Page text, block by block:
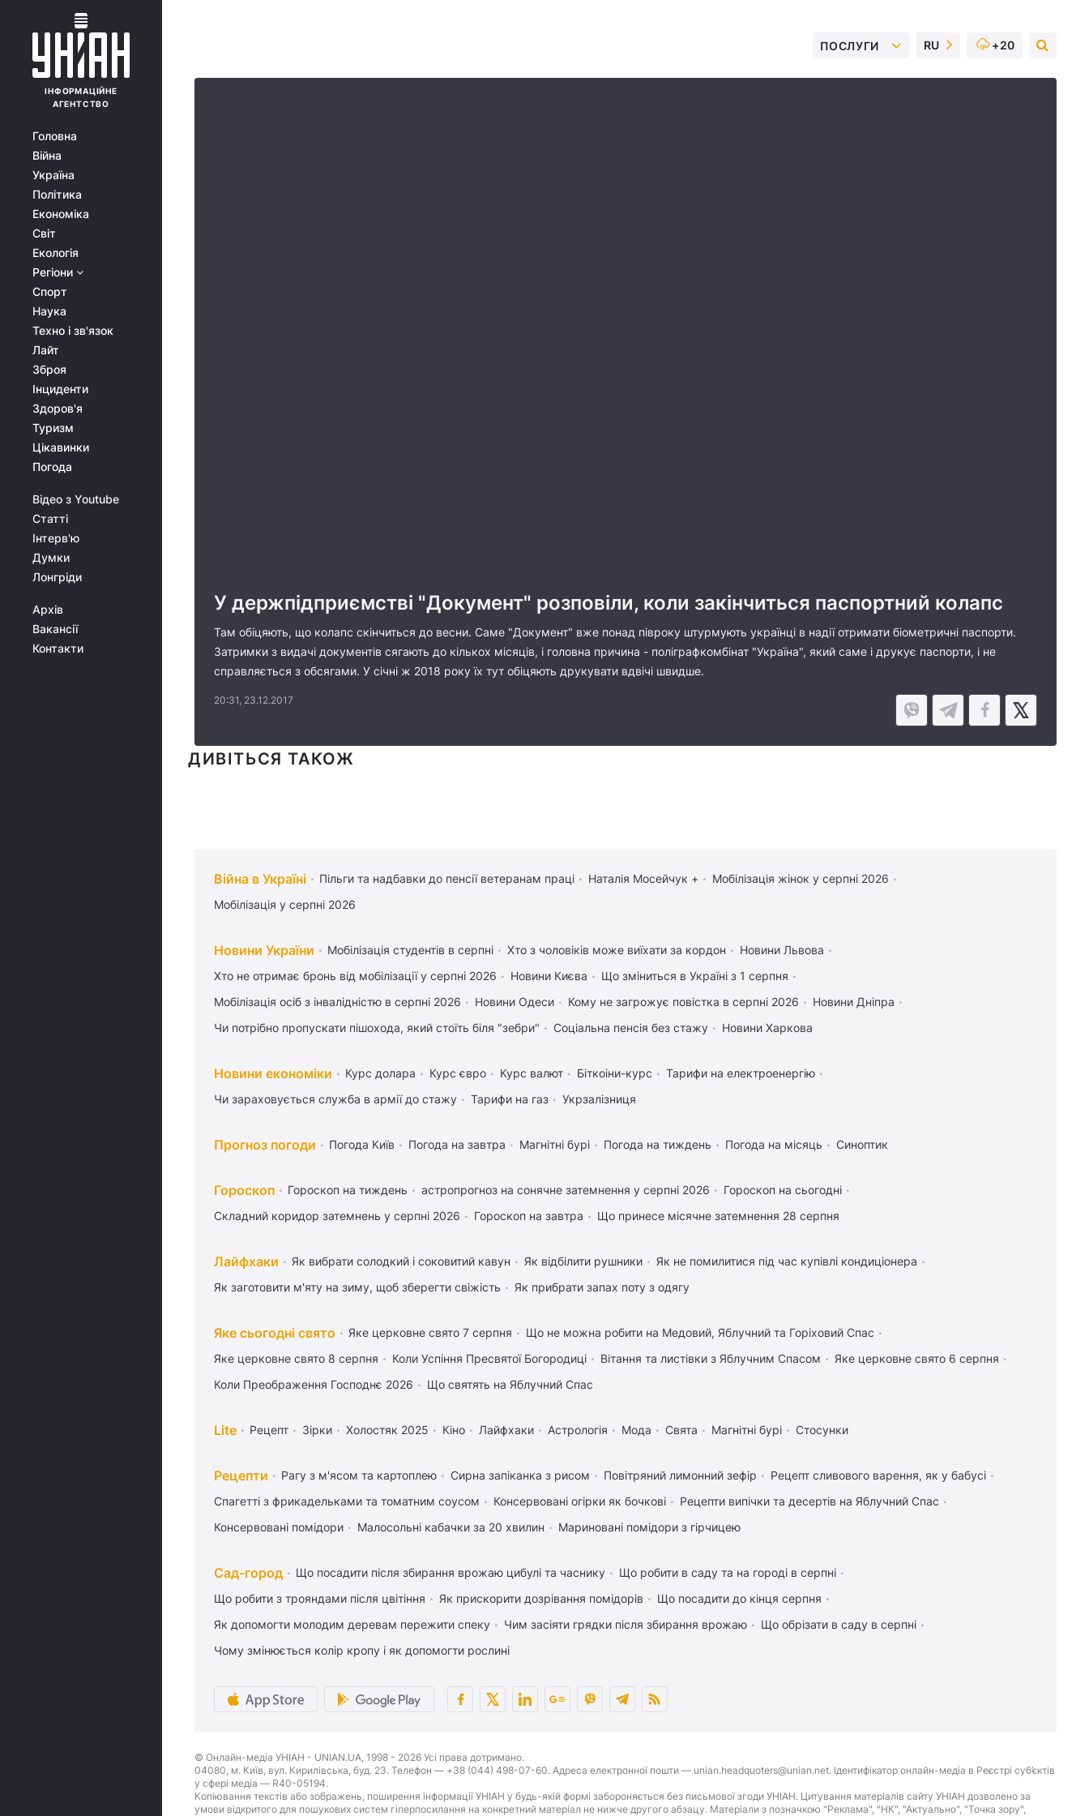
ІНФОРМАЦІЙНЕ
АГЕНТСТВО
Головна
Війна
Україна
Політика
Економіка
Світ
Екологія
Регіони
Спорт
Наука
Техно і зв'язок
Лайт
Зброя
Інциденти
Здоров'я
Туризм
Цікавинки
Погода
Відео з Youtube
Статті
Інтерв'ю
Думки
Лонгріди
Архів
Вакансії
Контакти
ПОСЛУГИ RU +20
У держпідприємстві "Документ" розповіли, коли закінчиться паспортний колапс
Там обіцяють, що колапс скінчиться до весни. Саме "Документ" вже понад півроку штурмують українці в надії отримати біометричні паспорти.
Затримки з видачі документів сягають до кількох місяців, і головна причина - поліграфкомбінат "Україна", який саме і друкує паспорти, і не
справляється з обсягами. У січні ж 2018 року їх тут обіцяють друкувати вдвічі швидше.
20:31, 23.12.2017
ДИВІТЬСЯ ТАКОЖ
Війна в Україні Пільги та надбавки до пенсії ветеранам праці Наталія Мосейчук +
Мобілізація жінок у серпні 2026
Мобілізація у серпні 2026
Новини України Мобілізація студентів в серпні Хто з чоловіків може виїхати за кордон
Новини Львова
Хто не отримає бронь від мобілізації у серпні 2026
Новини Києва
Що зміниться в Україні з 1 серпня
Мобілізація осіб з інвалідністю в серпні 2026
Новини Одеси Кому не загрожує повістка в серпні 2026
Новини Дніпра
Чи потрібно пропускати пішохода, який стоїть біля "зебри"
Соціальна пенсія без стажу Новини Харкова
Новини економіки Курс долара Курс євро Курс валют Біткоіни-курс
Тарифи на електроенергію
Чи зараховується служба в армії до стажу
Тарифи на газ Укрзалізниця
Прогноз погоди Погода Київ Погода на завтра Магнітні бурі Погода на тиждень Погода на місяць Синоптик
Гороскоп Гороскоп на тиждень астропрогноз на сонячне затемнення у серпні 2026
Гороскоп на сьогодні
Складний коридор затемнень у серпні 2026
Гороскоп на завтра Що принесе місячне затемнення 28 серпня
Лайфхаки Як вибрати солодкий і соковитий кавун Як відбілити рушники
Як не помилитися під час купівлі кондиціонера
Як заготовити м'яту на зиму, щоб зберегти свіжість
Як прибрати запах поту з одягу
Яке сьогодні свято Яке церковне свято 7 серпня
Що не можна робити на Медовий, Яблучний та Горіховий Спас
Яке церковне свято 8 серпня
Коли Успіння Пресвятої Богородиці Вітання та листівки з Яблучним Спасом
Яке церковне свято 6 серпня
Коли Преображення Господнє 2026
Що святять на Яблучний Спас
Lite Рецепт Зірки Холостяк 2025 Кіно Лайфхаки Астрологія Мода Свята Магнітні бурі Стосунки
Рецепти Рагу з м'ясом та картоплею Сирна запіканка з рисом Повітряний лимонний зефір
Рецепт сливового варення, як у бабусі
Спагетті з фрикадельками та томатним соусом
Консервовані огірки як бочкові
Рецепти випічки та десертів на Яблучний Спас
Консервовані помідори
Малосольні кабачки за 20 хвилин Мариновані помідори з гірчицею
Сад-город Що посадити після збирання врожаю цибулі та часнику
Що робити в саду та на городі в серпні
Що робити з трояндами після цвітіння
Як прискорити дозрівання помідорів
Що посадити до кінця серпня
Як допомогти молодим деревам пережити спеку
Чим засіяти грядки після збирання врожаю
Що обрізати в саду в серпні
Чому змінюється колір кропу і як допомогти рослині
© Онлайн-медіа УНІАН - UNIAN.UA, 1998 - 2026 Усі права дотримано.
04080, м. Київ, вул. Кирилівська, буд. 23. Телефон — +38 (044) 498-07-60. Адреса електронної пошти — unian.headquoters@unian.net. Ідентифікатор онлайн-медіа в Реєстрі суб’єктів
у сфері медіа — R40-05194.
Копіювання текстів або зображень, поширення інформації УНІАН у будь-якій формі забороняється без письмової згоди УНІАН. Цитування матеріалів сайту УНІАН дозволено за
умови відкритого для пошукових систем гіперпосилання на конкретний матеріал не нижче другого абзацу. Матеріали з позначкою "Реклама", "НК", "Актуально", "Точка зору",